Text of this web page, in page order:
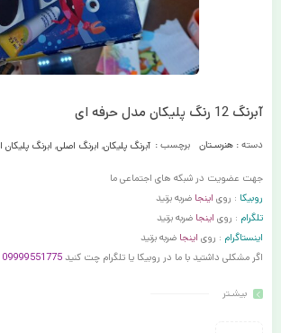
آبرنگ 12 رنگ پلیکان مدل حرفه ای
دسته : هنرسـتان برچسب : آبرنگ پلیکان, ابرنگ اصلی, ابرنگ
جهت عضویت در شبکه های اجتماعی ما
روبیکا : روی اینجا ضربه بزنید
تلگرام : روی اینجا ضربه بزنید
اینستاگرام : روی اینجا ضربه بزنید
اگر مشکلی داشتید با ما در روبیکا یا تلگرام چت کنید09999551775
بیشـتر